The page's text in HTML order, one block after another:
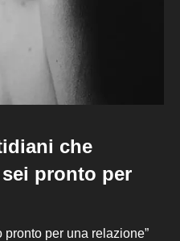
che
pronto per
per una relazione”